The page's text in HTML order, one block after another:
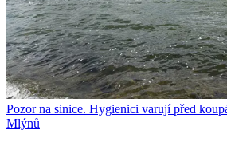
Pozor na sinice. Hygienici varují před
Mlýnů